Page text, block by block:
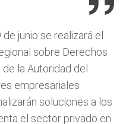
junio se realizará el
sobre Derechos
la Autoridad del
empresariales
soluciones a los
el sector privado en